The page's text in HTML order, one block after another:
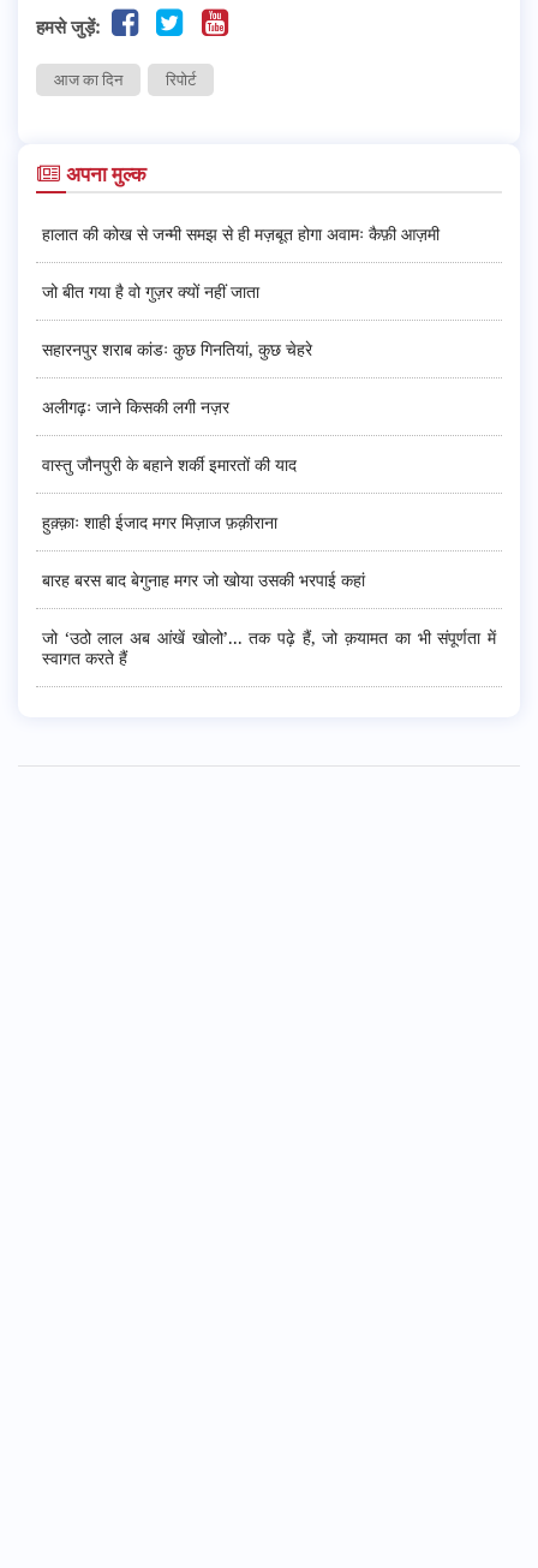
हमसे जुड़ें:
आज का दिन रिपोर्ट
अपना मुल्क
हालात की कोख से जन्मी समझ से ही मज़बूत होगा अवामः कैफ़ी आज़मी
जो बीत गया है वो गुज़र क्यों नहीं जाता
सहारनपुर शराब कांडः कुछ गिनतियां, कुछ चेहरे
अलीगढ़ः जाने किसकी लगी नज़र
वास्तु जौनपुरी के बहाने शर्की इमारतों की याद
हुक़्क़ाः शाही ईजाद मगर मिज़ाज फ़क़ीराना
बारह बरस बाद बेगुनाह मगर जो खोया उसकी भरपाई कहां
जो ‘उठो लाल अब आंखें खोलो’... तक पढ़े हैं, जो क़यामत का भी संपूर्णता में
स्वागत करते हैं